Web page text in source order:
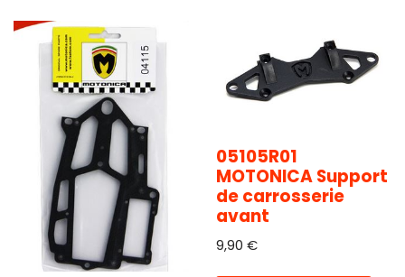
05105R01
MOTONICA Support
de carrosserie
avant
9,90 €